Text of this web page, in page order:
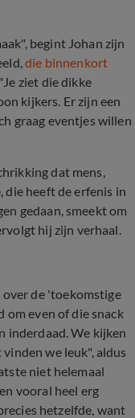
begint Johan zijn
die binnenkort
ziet die dikke
kijkers. Er zijn een
graag eventjes willen
dat mens,
die heeft de erfenis in
gedaan, smeekt om
hij zijn verhaal.
de 'toekomstige
om even of die snack
inderdaad. We kijken
vinden we leuk", aldus
niet helemaal
vooral heel erg
hetzelfde, want